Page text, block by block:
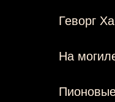
Геворг
На